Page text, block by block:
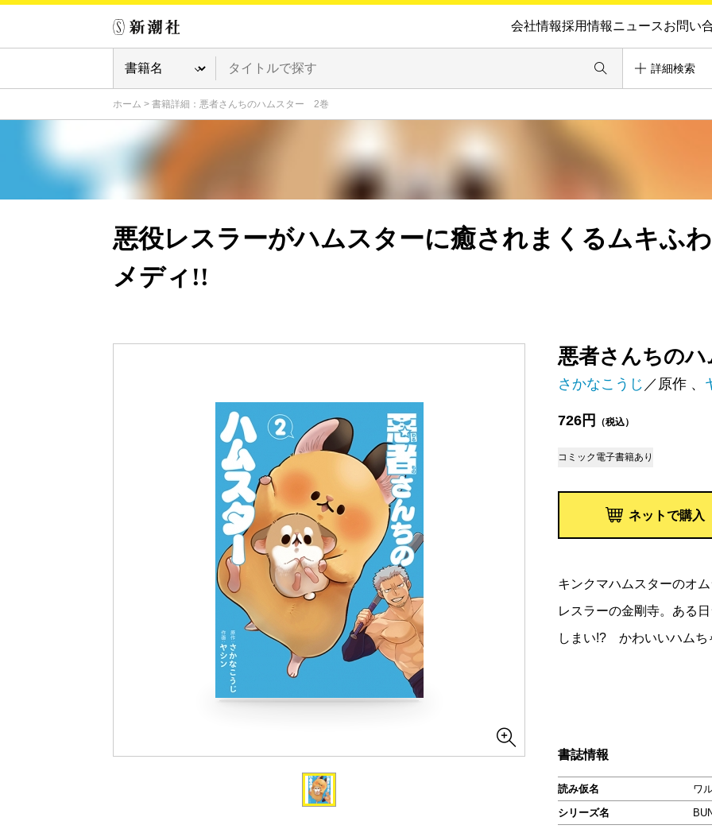
会社情報採用情報ニュースお問い
詳細検索
ホーム > 書籍詳細：悪者さんちのハムスター 2巻
悪者さんちの
さかなこうじ ／原作 、
726円 （税込）
コミック 電子書籍あり
ネットで購入
悪役レスラーがハムスターに癒されまくるムキふ
メディ!!
キンクマハムスターのオ
レスラーの金剛寺。ある
しまい!? かわいいハムち
書誌情報
読み仮名
ワ
シリーズ名